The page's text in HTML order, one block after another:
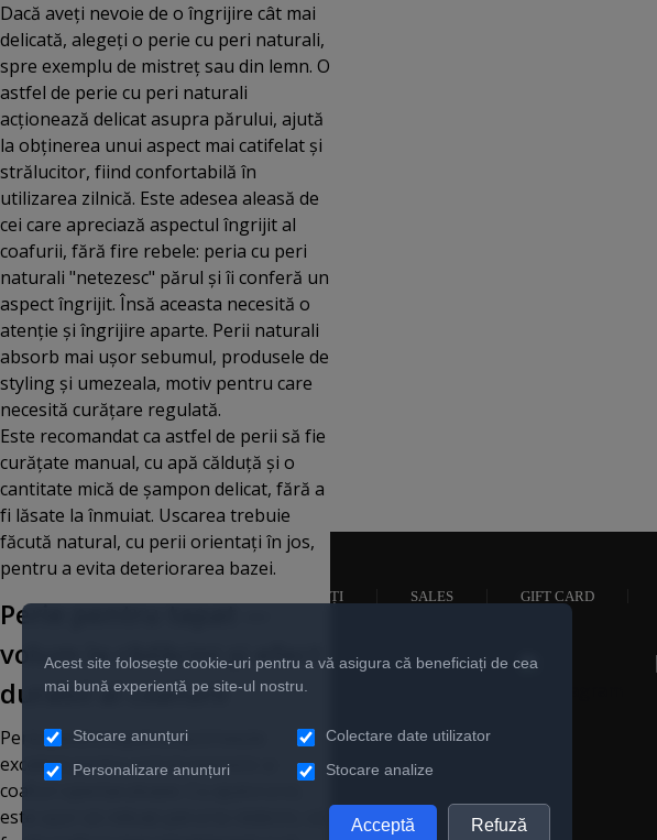
Dacă aveți nevoie de o îngrijire cât mai
delicată, alegeți o perie cu peri naturali,
spre exemplu de mistreț sau din lemn. O
astfel de perie cu peri naturali
acționează delicat asupra părului, ajută
la obținerea unui aspect mai catifelat și
strălucitor, fiind confortabilă în
utilizarea zilnică. Este adesea aleasă de
cei care apreciază aspectul îngrijit al
coafurii, fără fire rebele: peria cu peri
naturali "netezesc" părul și îi conferă un
aspect îngrijit. Însă aceasta necesită o
atenție și îngrijire aparte. Perii naturali
absorb mai ușor sebumul, produsele de
styling și umezeala, motiv pentru care
necesită curățare regulată.
Este recomandat ca astfel de perii să fie
curățate manual, cu apă călduță și o
cantitate mică de șampon delicat, fără a
fi lăsate la înmuiat. Uscarea trebuie
făcută natural, cu perii orientați în jos,
pentru a evita deteriorarea bazei.
Perie pentru tapat —
volum la rădăcini și efect
durabil al coafurii
Peria pentru tapat se potrivește
excelent pentru volum expresiv și
coafuri spectaculoase. Cu ajutorul ei,
este ușor să ridicați părul la rădăcini, să
NOUTĂȚI SALES GIFT CARD
Acest site folosește cookie-uri pentru a vă asigura că beneficiați de cea
mai bună experiență pe site-ul nostru.
Stocare anunțuri
Colectare date utilizator
Personalizare anunțuri
Stocare analize
Acceptă Refuză